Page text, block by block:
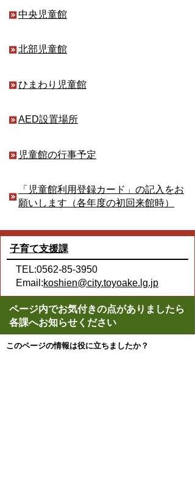
中央児童館
北部児童館
ひまわり児童館
AED設置場所
児童館の行事予定
「児童館利用登録カード」の記入をお
願いします（各年度の初回来館時）
子育て支援課
TEL:0562-85-3950
Email:koshien@city.toyoake.lg.jp
ページ内でお気付きの点がありましたら
各課へお知らせください
このページの情報は役に立ちましたか？